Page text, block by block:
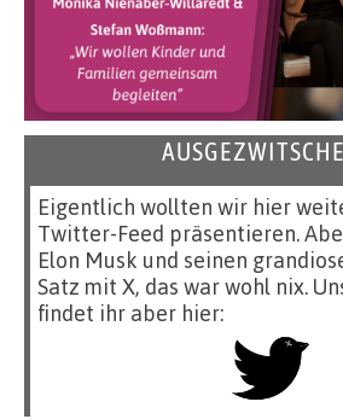
Eigentlich wollten wir hier
Twitter-Feed präsentieren.
Elon Musk und seinen
Satz mit X, das war wohl nix.
findet ihr aber hier: